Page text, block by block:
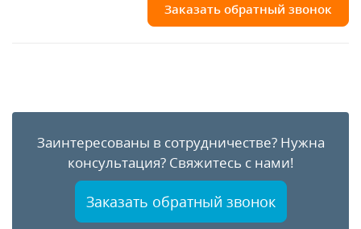
Заказать обратный звонок
Заинтересованы в сотрудничестве?Нужна
консультация? Свяжитесь с нами!
Заказать обратный звонок